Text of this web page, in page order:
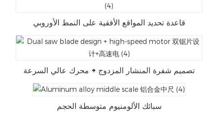
قاعدة تحديد المواقع الأفقية على النمط الأوروبي
تصميم شفرة المنشار المزدوج + محرك عالي السرعة
سبائك الألومنيوم متوسطة الحجم